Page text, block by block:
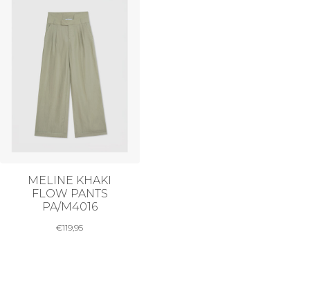
MELINE KHAKI
FLOW PANTS
PA/M4016
€119,95